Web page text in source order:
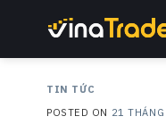
content
TIN TỨC
POSTED ON 21